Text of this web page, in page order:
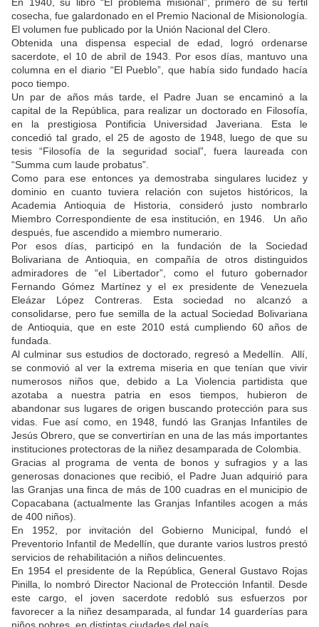
cosecha, fue galardonado en el Premio Nacional de Misionología.
El volumen fue publicado por la Unión Nacional del Clero.
Obtenida una dispensa especial de edad, logró ordenarse
sacerdote, el 10 de abril de 1943. Por esos días, mantuvo una
columna en el diario “El Pueblo”, que había sido fundado hacía
poco tiempo.
Un par de años más tarde, el Padre Juan se encaminó a la
capital de la República, para realizar un doctorado en Filosofía,
en la prestigiosa Pontificia Universidad Javeriana. Esta le
concedió tal grado, el 25 de agosto de 1948, luego de que su
tesis “Filosofía de la seguridad social”, fuera laureada con
“Summa cum laude probatus”.
Como para ese entonces ya demostraba singulares lucidez y
dominio en cuanto tuviera relación con sujetos históricos, la
Academia Antioquia de Historia, consideró justo nombrarlo
Miembro Correspondiente de esa institución, en 1946. Un año
después, fue ascendido a miembro numerario.
Por esos días, participó en la fundación de la Sociedad
Bolivariana de Antioquia, en compañía de otros distinguidos
admiradores de “el Libertador”, como el futuro gobernador
Fernando Gómez Martínez y el ex presidente de Venezuela
Eleázar López Contreras. Esta sociedad no alcanzó a
consolidarse, pero fue semilla de la actual Sociedad Bolivariana
de Antioquia, que en este 2010 está cumpliendo 60 años de
fundada.
Al culminar sus estudios de doctorado, regresó a Medellín. Allí,
se conmovió al ver la extrema miseria en que tenían que vivir
numerosos niños que, debido a La Violencia partidista que
azotaba a nuestra patria en esos tiempos, hubieron de
abandonar sus lugares de origen buscando protección para sus
vidas. Fue así como, en 1948, fundó las Granjas Infantiles de
Jesús Obrero, que se convertirían en una de las más importantes
instituciones protectoras de la niñez desamparada de Colombia.
Gracias al programa de venta de bonos y sufragios y a las
generosas donaciones que recibió, el Padre Juan adquirió para
las Granjas una finca de más de 100 cuadras en el municipio de
Copacabana (actualmente las Granjas Infantiles acogen a más
de 400 niños).
En 1952, por invitación del Gobierno Municipal, fundó el
Preventorio Infantil de Medellín, que durante varios lustros prestó
servicios de rehabilitación a niños delincuentes.
En 1954 el presidente de la República, General Gustavo Rojas
Pinilla, lo nombró Director Nacional de Protección Infantil. Desde
este cargo, el joven sacerdote redobló sus esfuerzos por
favorecer a la niñez desamparada, al fundar 14 guarderías para